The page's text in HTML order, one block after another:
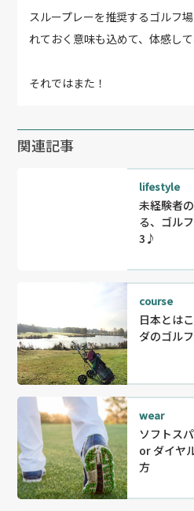
スループレーを推奨するゴルフ
れておく意味も込めて、体感し
それではまた！
関連記事
lifestyle
未経験者
る、ゴル
3♪
course
日本とはこ
ダのゴル
wear
ソフトス
or ダイヤ
方